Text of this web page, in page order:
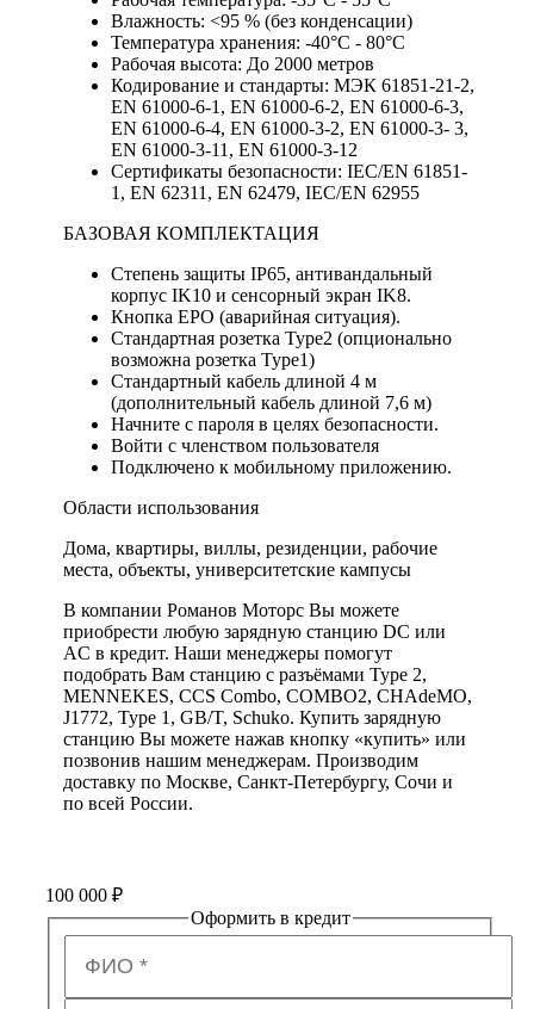
Влажность: <95 % (без конденсации)
Температура хранения: -40°C - 80°C
Рабочая высота: До 2000 метров
Кодирование и стандарты: МЭК 61851-21-2,
EN 61000-6-1, EN 61000-6-2, EN 61000-6-3,
EN 61000-6-4, EN 61000-3-2, EN 61000-3- 3,
EN 61000-3-11, EN 61000-3-12
Сертификаты безопасности: IEC/EN 61851-
1, EN 62311, EN 62479, IEC/EN 62955
БАЗОВАЯ КОМПЛЕКТАЦИЯ
Степень защиты IP65, антивандальный
корпус IK10 и сенсорный экран IK8.
Кнопка EPO (аварийная ситуация).
Стандартная розетка Type2 (опционально
возможна розетка Type1)
Стандартный кабель длиной 4 м
(дополнительный кабель длиной 7,6 м)
Начните с пароля в целях безопасности.
Войти с членством пользователя
Подключено к мобильному приложению.
Области использования
Дома, квартиры, виллы, резиденции, рабочие
места, объекты, университетские кампусы
В компании Романов Моторс Вы можете
приобрести любую зарядную станцию DC или
AC в кредит. Наши менеджеры помогут
подобрать Вам станцию с разъёмами Type 2,
MENNEKES, CCS Combo, COMBO2, CHAdeMO,
J1772, Type 1, GB/T, Schuko. Купить зарядную
станцию Вы можете нажав кнопку «купить» или
позвонив нашим менеджерам. Производим
доставку по Москве, Санкт-Петербургу, Сочи и
по всей России.
100 000 ₽
Оформить в кредит